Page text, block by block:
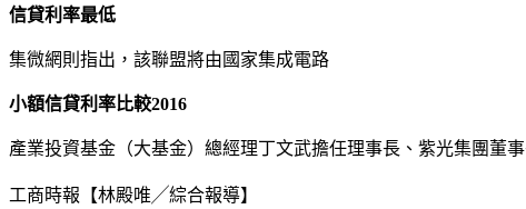
信貸利率最低
集微網則指出，該聯盟將由國家集成電路
小額信貸利率比較2016
產業投資基金（大基金）總經理丁文武擔任理事長、紫光集團董
工商時報【林殿唯╱綜合報導】